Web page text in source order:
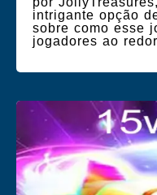
intrigante opção
sobre como esse
jogadores ao